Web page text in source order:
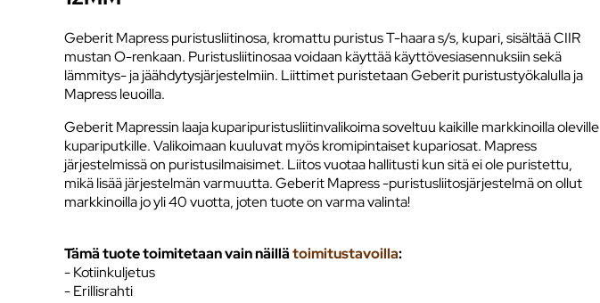
Geberit Mapress puristusliitinosa, kromattu puristus T-haara s/s, kupari, sisältää CIIR
mustan O-renkaan. Puristusliitinosaa voidaan käyttää käyttövesiasennuksiin sekä
lämmitys- ja jäähdytysjärjestelmiin. Liittimet puristetaan Geberit puristustyökalulla ja
Mapress leuoilla.
Geberit Mapressin laaja kuparipuristusliitinvalikoima soveltuu kaikille markkinoilla oleville
kupariputkille. Valikoimaan kuuluvat myös kromipintaiset kupariosat. Mapress
järjestelmissä on puristusilmaisimet. Liitos vuotaa hallitusti kun sitä ei ole puristettu,
mikä lisää järjestelmän varmuutta. Geberit Mapress -puristusliitosjärjestelmä on ollut
markkinoilla jo yli 40 vuotta, joten tuote on varma valinta!
Tämä tuote toimitetaan vain näillätoimitustavoilla:
- Kotiinkuljetus
- Erillisrahti